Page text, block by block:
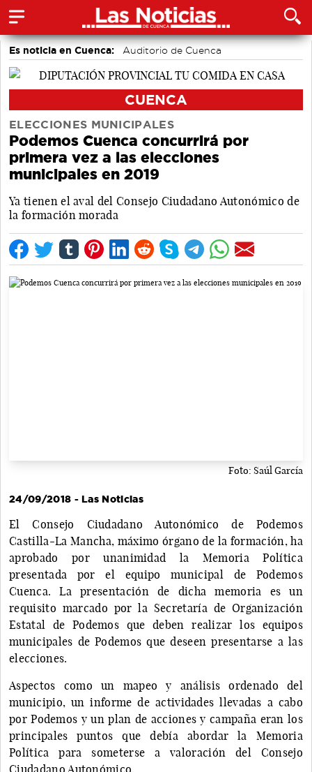
Es noticia en Cuenca: Auditorio de Cuenca
CUENCA
ELECCIONES MUNICIPALES
Podemos Cuenca concurrirá por
primera vez a las elecciones
municipales en 2019
Ya tienen el aval del Consejo Ciudadano Autonómico de
la formación morada
Foto: Saúl García
24/09/2018 - Las Noticias
El Consejo Ciudadano Autonómico de Podemos
Castilla-La Mancha, máximo órgano de la formación, ha
aprobado por unanimidad la Memoria Política
presentada por el equipo municipal de Podemos
Cuenca. La presentación de dicha memoria es un
requisito marcado por la Secretaría de Organización
Estatal de Podemos que deben realizar los equipos
municipales de Podemos que deseen presentarse a las
elecciones.
Aspectos como un mapeo y análisis ordenado del
municipio, un informe de actividades llevadas a cabo
por Podemos y un plan de acciones y campaña eran los
principales puntos que debía abordar la Memoria
Política para someterse a valoración del Consejo
Ciudadano Autonómico.